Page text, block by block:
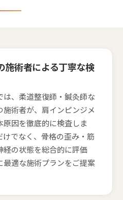
施術者による丁寧な検
は、柔道整復師・鍼灸師な
施術者が、肩インピンジメ
原因を徹底的に検査しま
けでなく、骨格の歪み・筋
経の状態を総合的に評価
最適な施術プランをご提案